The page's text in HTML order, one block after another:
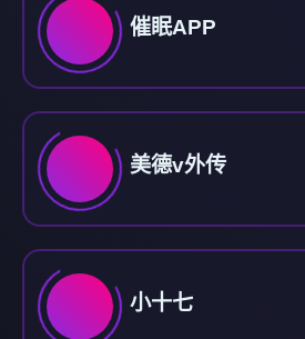
催眠APP
美德v外传
小十七